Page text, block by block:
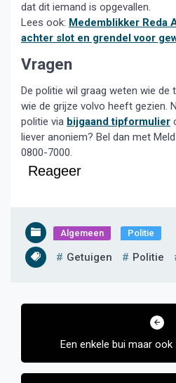
dat dit iemand is opgevallen.
Lees ook: Medemblikker Reda
achter slot en grendel voor
Vragen
De politie wil graag weten wie de
wie de grijze volvo heeft gezien.
politie via bijgaand tipformulier
liever anoniem? Bel dan met
0800-7000.
Reageer
Algemeen Politie
Getuigen Politie
Bericht
Een enkele bui maar